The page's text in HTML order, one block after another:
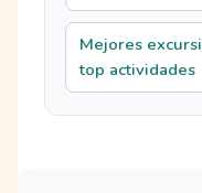
Mejores
top actividades